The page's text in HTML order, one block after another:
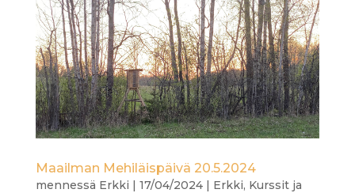
Maailman Mehiläispäivä 20.5.2024
mennessä Erkki | 17/04/2024| Erkki, Kurssit ja